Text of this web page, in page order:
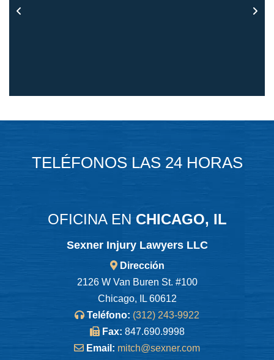
TELÉFONOS LAS 24 HORAS
OFICINA EN CHICAGO, IL
Sexner Injury Lawyers LLC
Dirección
2126 W Van Buren St. #100
Chicago, IL 60612
Teléfono: (312) 243-9922
Fax: 847.690.9998
Email: mitch@sexner.com